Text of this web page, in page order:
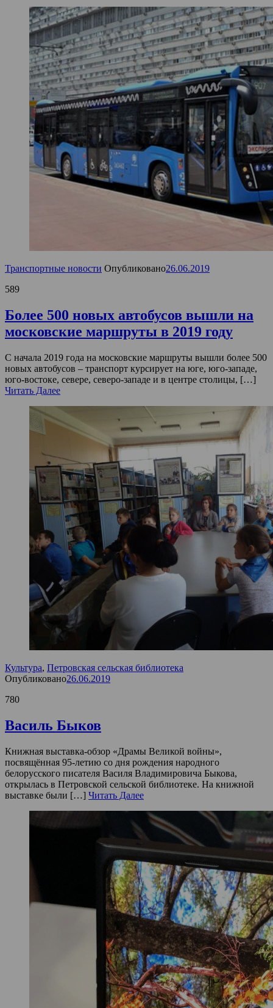
Транспортные новости Опубликовано26.06.2019
589
Более 500 новых автобусов вышли на
московские маршруты в 2019 году
С начала 2019 года на московские маршруты вышли более 500
новых автобусов – транспорт курсирует на юге, юго-западе,
юго-востоке, севере, северо-западе и в центре столицы, […]
Читать Далее
Культура, Петровская сельская библиотека
Опубликовано26.06.2019
780
Василь Быков
Книжная выставка-обзор «Драмы Великой войны»,
посвящённая 95-летию со дня рождения народного
белорусского писателя Василя Владимировича Быкова,
открылась в Петровской сельской библиотеке. На книжной
выставке были […] Читать Далее